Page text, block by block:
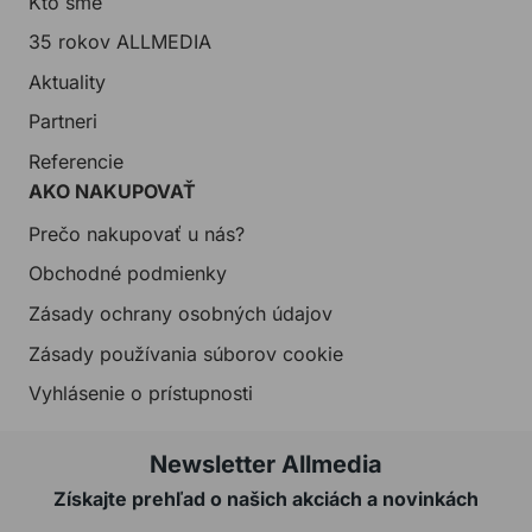
35 rokov ALLMEDIA
Aktuality
Partneri
Referencie
AKO NAKUPOVAŤ
Prečo nakupovať u nás?
Obchodné podmienky
Zásady ochrany osobných údajov
Zásady používania súborov cookie
Vyhlásenie o prístupnosti
Newsletter Allmedia
Získajte prehľad o našich akciách a novinkách